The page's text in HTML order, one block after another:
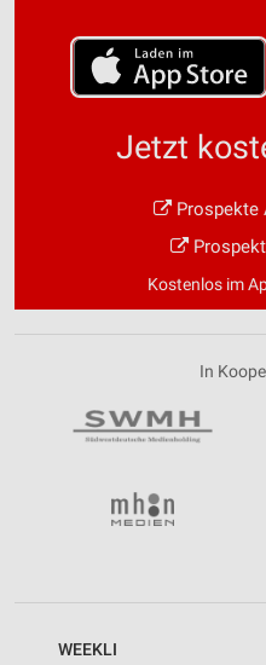
Jetzt
Prospekte
Kostenlos im
In
WEEKLI